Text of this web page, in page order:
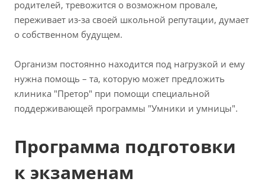
родителей, тревожится о возможном провале,
переживает из-за своей школьной репутации, думает
о собственном будущем.
Организм постоянно находится под нагрузкой и ему
нужна помощь – та, которую может предложить
клиника "Претор" при помощи специальной
поддерживающей программы "Умники и умницы".
Программа подготовки
к экзаменам